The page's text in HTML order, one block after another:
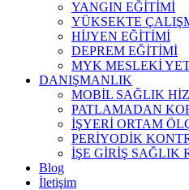
YANGIN EĞİTİMİ
YÜKSEKTE
HİJYEN EĞİTİMİ
DEPREM EĞİTİMİ
MYK MESLEKİ
DANIŞMANLIK
MOBİL SAĞLIK
PATLAMADAN
İŞYERİ ORTAM
PERİYODİK
İŞE GİRİŞ SAĞLIK
Blog
İletişim